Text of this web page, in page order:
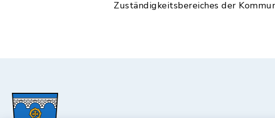
Zuständigkeitsbereiches der